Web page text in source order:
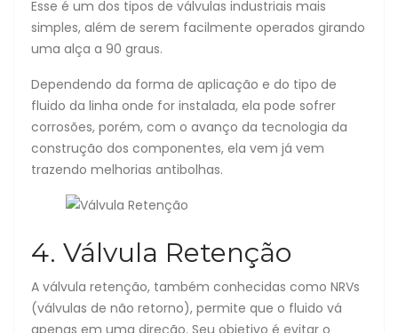
Esse é um dos tipos de válvulas industriais mais
simples, além de serem facilmente operados girando
uma alça a 90 graus.
Dependendo da forma de aplicação e do tipo de
fluido da linha onde for instalada, ela pode sofrer
corrosões, porém, com o avanço da tecnologia da
construção dos componentes, ela vem já vem
trazendo melhorias antibolhas.
4. Válvula Retenção
A válvula retenção, também conhecidas como NRVs
(válvulas de não retorno), permite que o fluido vá